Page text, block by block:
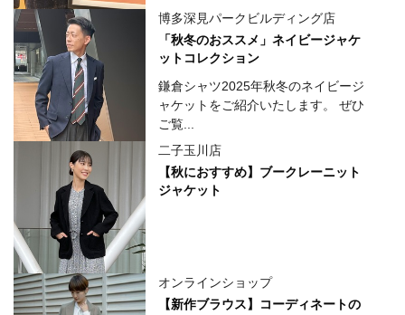
博多深見パークビルディング店
「秋冬のおススメ」ネイビージャケ
ットコレクション
鎌倉シャツ2025年秋冬のネイビージ
ャケットをご紹介いたします。 ぜひ
ご覧...
二子玉川店
【秋におすすめ】ブークレーニット
ジャケット
オンラインショップ
【新作ブラウス】コーディネートの